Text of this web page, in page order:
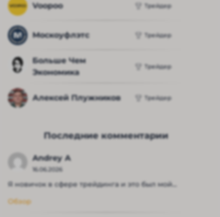
Voopoo Трейдер
Москоуфлэтс Трейдер
Больше Чем
Экономика
Трейдер
Алексей Плужников Трейдер
Последние комментарии
Andrey A
16.06.2026
Я новичок в сфере трейдинга и это был мой...
Обзор